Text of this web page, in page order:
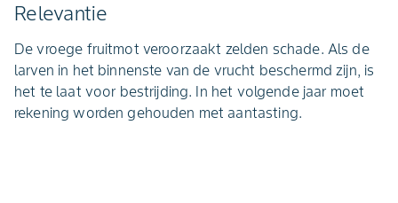
Relevantie
De vroege fruitmot veroorzaakt zelden schade. Als de
larven in het binnenste van de vrucht beschermd zijn, is
het te laat voor bestrijding. In het volgende jaar moet
rekening worden gehouden met aantasting.